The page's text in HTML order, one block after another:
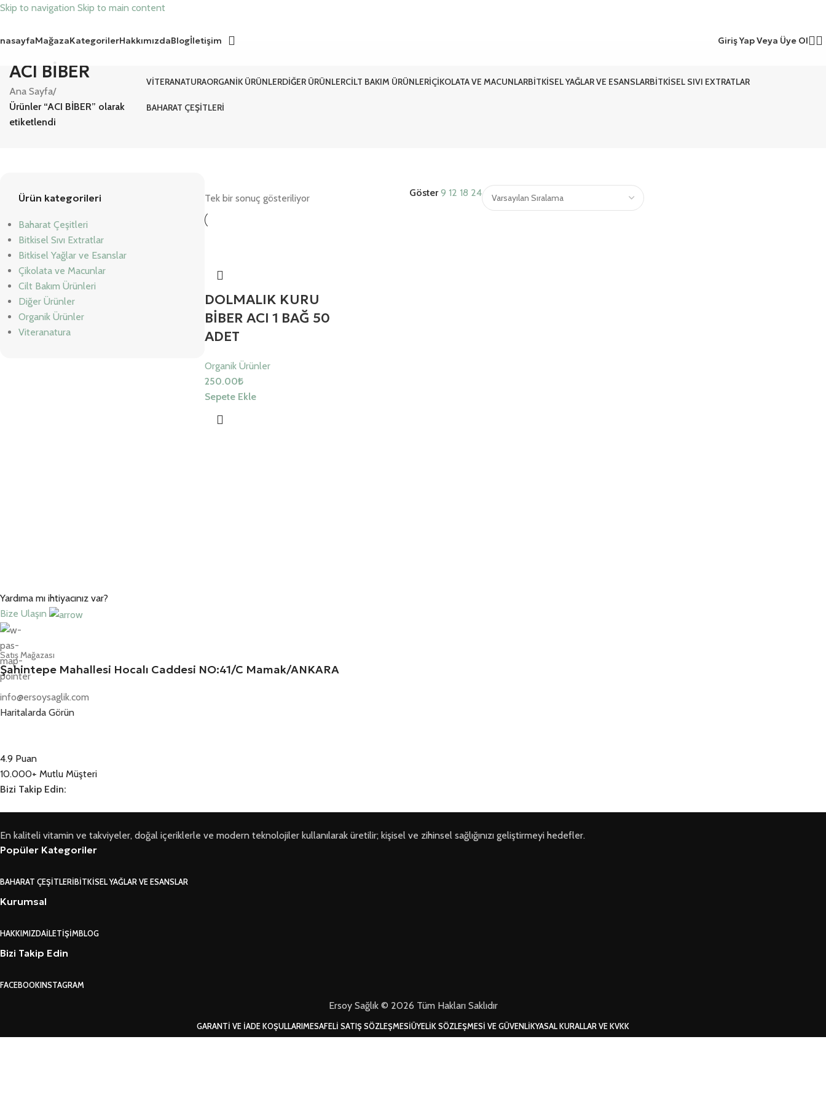
Skip to navigation Skip to main content
MağazaKategorilerHakkımızdaBlogİletişim Giriş Yap Veya Üye Ol
ACI BİBER
Ana Sayfa/
Ürünler “ACI BİBER” olarak
etiketlendi
VITERANATURAORGANIK ÜRÜNLERDIĞER ÜRÜNLERCILT BAKIM ÜRÜNLERIÇIKOLATA VE MACUNLARBITKISEL YAĞLAR VE ESANSLARBITKISEL SIVI EXTRATLAR
BAHARAT ÇEŞITLERI
Ürün kategorileri
Baharat Çeşitleri
Bitkisel Sıvı Extratlar
Bitkisel Yağlar ve Esanslar
Çikolata ve Macunlar
Cilt Bakım Ürünleri
Diğer Ürünler
Organik Ürünler
Viteranatura
Tek bir sonuç gösteriliyor Göster9 12 18 24
DOLMALIK KURU
BİBER ACI 1 BAĞ 50
ADET
Organik Ürünler
250.00₺
Sepete Ekle
Yardıma mı ihtiyacınız var?
Bize Ulaşın
Satış Mağazası
Şahintepe Mahallesi Hocalı Caddesi NO:41/C Mamak/ANKARA
info@ersoysaglik.com
Haritalarda Görün
4.9 Puan
10.000+ Mutlu Müşteri
Bizi Takip Edin:
En kaliteli vitamin ve takviyeler, doğal içeriklerle ve modern teknolojiler kullanılarak üretilir; kişisel ve zihinsel sağlığınızı geliştirmeyi hedefler.
Popüler Kategoriler
BAHARAT ÇEŞITLERIBITKISEL YAĞLAR VE ESANSLAR
Kurumsal
HAKKIMIZDAİLETIŞIMBLOG
Bizi Takip Edin
FACEBOOKINSTAGRAM
Ersoy Sağlık © 2026 Tüm Hakları Saklıdır
GARANTI VE İADE KOŞULLARIMESAFELI SATIŞ SÖZLEŞMESIÜYELIK SÖZLEŞMESI VE GÜVENLIKYASAL KURALLAR VE KVKK